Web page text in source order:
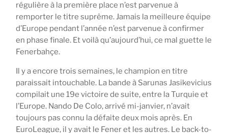
régulière à la première place n’est parvenue à
remporter le titre suprême. Jamais la meilleure équipe
d’Europe pendant l’année n’est parvenue à confirmer
en phase finale. Et voilà qu’aujourd’hui, ce mal guette le
Fenerbahçe.
Il y a encore trois semaines, le champion en titre
paraissait intouchable. La bande à Sarunas Jasikevicius
compilait une 19e victoire de suite, entre la Turquie et
l’Europe. Nando De Colo, arrivé mi-janvier, n’avait
toujours pas connu la défaite deux mois après. En
EuroLeague, il y avait le Fener et les autres. Le back-to-